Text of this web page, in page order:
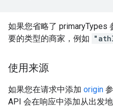
如果您省略了 primaryTypes
要的类型的商家，例如
使用来源
如果您在请求中添加 origin
API 会在响应中添加从出发